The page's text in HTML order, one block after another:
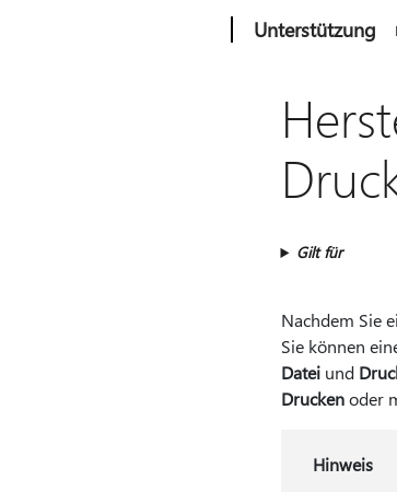
Unterstützung
Gilt für
Nachdem Sie
Sie können
Dateiund
Druckenoder
Hinweis